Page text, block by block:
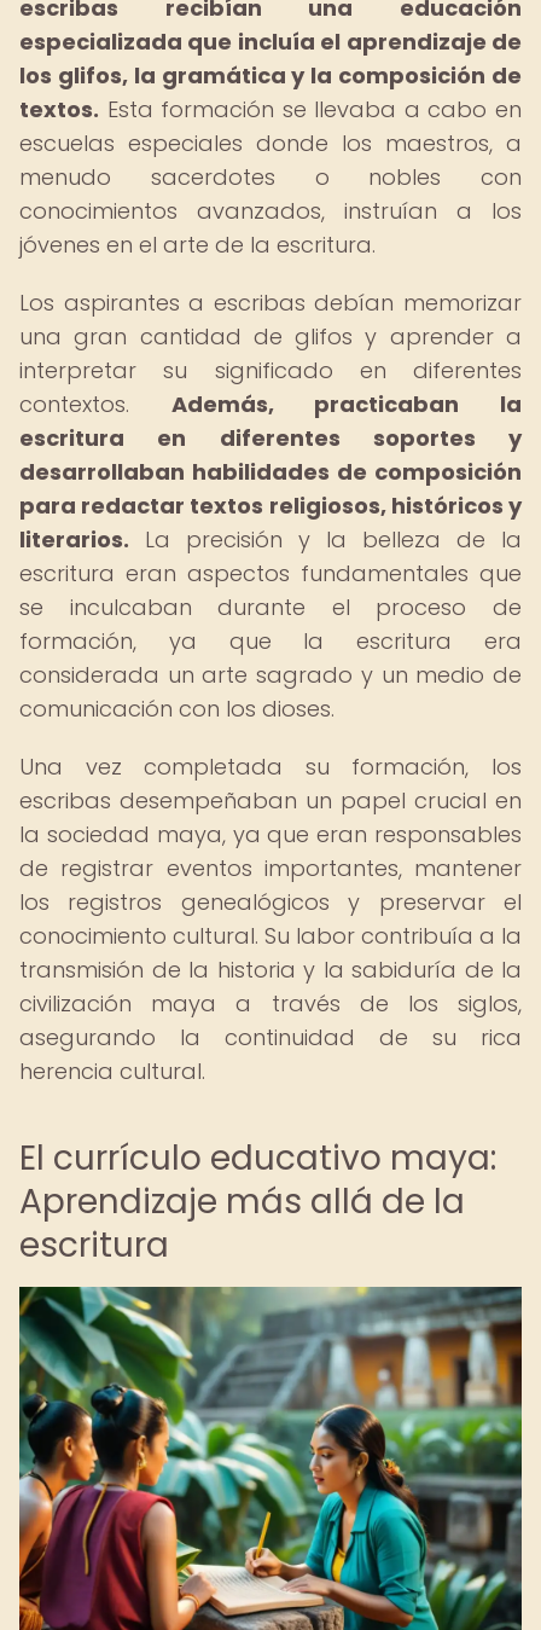
escribas recibían una educación
especializada que incluía el aprendizaje de
los glifos, la gramática y la composición de
textos. Esta formación se llevaba a cabo en
escuelas especiales donde los maestros, a
menudo sacerdotes o nobles con
conocimientos avanzados, instruían a los
jóvenes en el arte de la escritura.
Los aspirantes a escribas debían memorizar
una gran cantidad de glifos y aprender a
interpretar su significado en diferentes
contextos. Además, practicaban la
escritura en diferentes soportes y
desarrollaban habilidades de composición
para redactar textos religiosos, históricos y
literarios. La precisión y la belleza de la
escritura eran aspectos fundamentales que
se inculcaban durante el proceso de
formación, ya que la escritura era
considerada un arte sagrado y un medio de
comunicación con los dioses.
Una vez completada su formación, los
escribas desempeñaban un papel crucial en
la sociedad maya, ya que eran responsables
de registrar eventos importantes, mantener
los registros genealógicos y preservar el
conocimiento cultural. Su labor contribuía a la
transmisión de la historia y la sabiduría de la
civilización maya a través de los siglos,
asegurando la continuidad de su rica
herencia cultural.
El currículo educativo maya:
Aprendizaje más allá de la
escritura